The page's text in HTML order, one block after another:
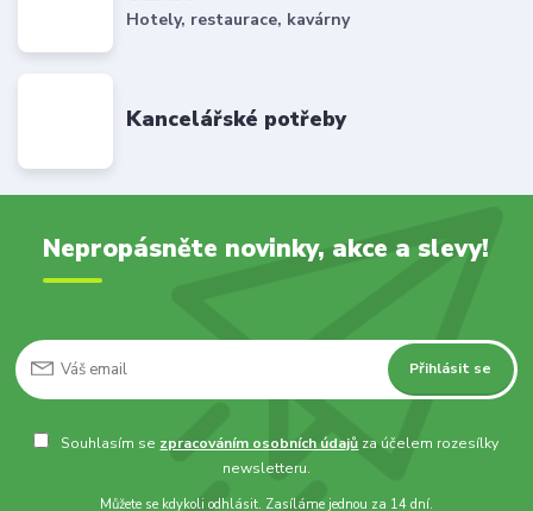
Hotely, restaurace, kavárny
Kancelářské potřeby
Nepropásněte novinky, akce a slevy!
Přihlásit se
Souhlasím se zpracováním osobních údajů za účelem rozesílky
newsletteru.
Můžete se kdykoli odhlásit. Zasíláme jednou za 14 dní.